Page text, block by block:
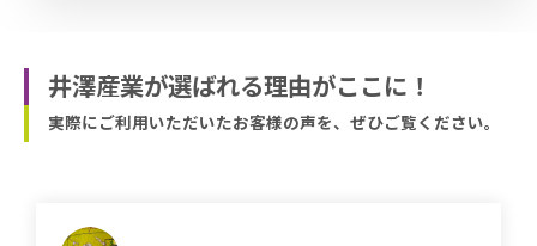
井澤産業が選ばれる理由がここに！
実際にご利用いただいたお客様の声を、ぜひご覧ください。